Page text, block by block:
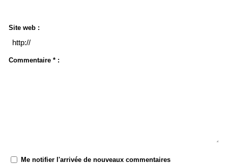
Site web :
Commentaire * :
Me notifier l'arrivée de nouveaux commentaires